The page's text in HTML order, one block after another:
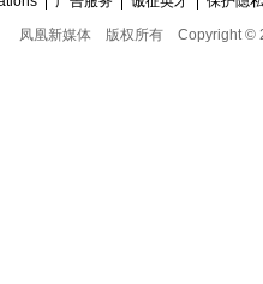
凤凰新媒体
版权所有 Copyright ©